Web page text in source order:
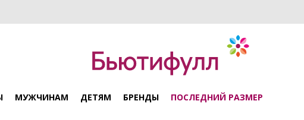
МУЖЧИНАМ ДЕТЯМ БРЕНДЫ ПОСЛЕДНИЙ РАЗМЕР